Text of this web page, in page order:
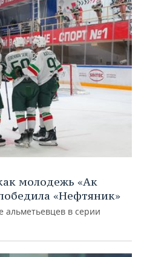
молодежь «Ак
«Нефтяник»
альметьевцев в серии